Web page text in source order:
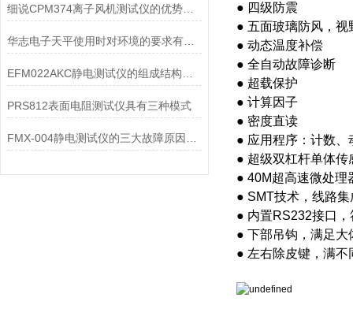
细说CPM374离子风机测试仪的优势与局限性
华志电子天平使用时对环境的要求有哪些？
PRS812表面电阻测试仪具有三种模式
● 四级防震
● 五面玻璃防风，
● 动态温度补偿
● 全自动故障诊断
● 超载保护
● 计算因子
● 密度直读
● 应用程序：计数
● 超级双杠杆单体
● 40M超高速微处
● SMT技术，线路
● 内置RS232接口
● 下部吊钩，满足
● 左右除皮键，满不